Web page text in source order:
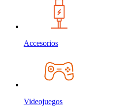
Accesorios
Videojuegos